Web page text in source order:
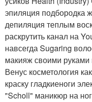
эпиляция подбородка
депиляция теплым
раскрутить канал на
навсегда Sugaring
макияж своими руками
Венус косметология
краску гладкиеноги
"Scholl" маникюр на